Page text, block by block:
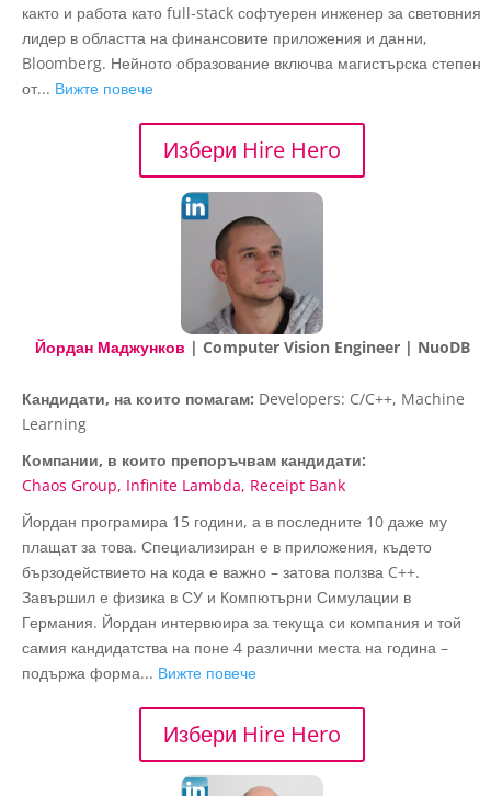
както и работа като full-stack софтуерен инженер за световния
лидер в областта на финансовите приложения и данни,
Bloomberg. Нейното образование включва магистърска степен
от... Вижте повече
Избери Hire Hero
Йордан Маджунков | Computer Vision Engineer | NuoDB
Кандидати, на които помагам: Developers: C/C++, Machine
Learning
Компании, в които препоръчвам кандидати:
Chaos Group Infinite Lambda Receipt Bank
Йордан програмира 15 години, а в последните 10 даже му
плащат за това. Специализиран е в приложения, където
бързодействието на кода е важно – затова ползва C++.
Завършил е физика в СУ и Компютърни Симулации в
Германия. Йордан интервюира за текуща си компания и той
самия кандидатства на поне 4 различни места на година –
подържа форма... Вижте повече
Избери Hire Hero